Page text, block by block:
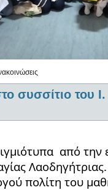
συσσίτιο του
από την
πολίτη του